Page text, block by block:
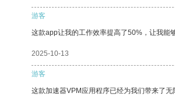
游客
这款app让我的工作效率提高了50%，让我能
2025-10-13
游客
这款加速器VPM应用程序已经为我们带来了无